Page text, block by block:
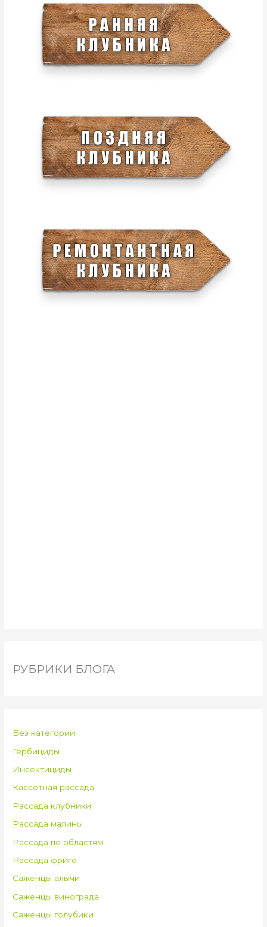
РУБРИКИ БЛОГА
Без категории
Гербициды
Инсектициды
Кассетная рассада
Рассада клубники
Рассада малины
Рассада по областям
Рассада фриго
Саженцы алычи
Саженцы винограда
Саженцы голубики